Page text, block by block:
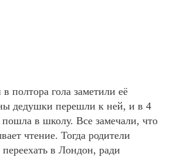
полтора гола заметили её
дедушки перешли к ней, и в 4
в школу. Все замечали, что
чтение. Тогда родители
в Лондон, ради